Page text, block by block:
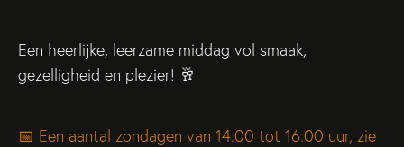
Een heerlijke, leerzame middag vol smaak,
gezelligheid en plezier! 🥂
📅 Een aantal zondagen van 14:00 tot 16:00 uur, zie